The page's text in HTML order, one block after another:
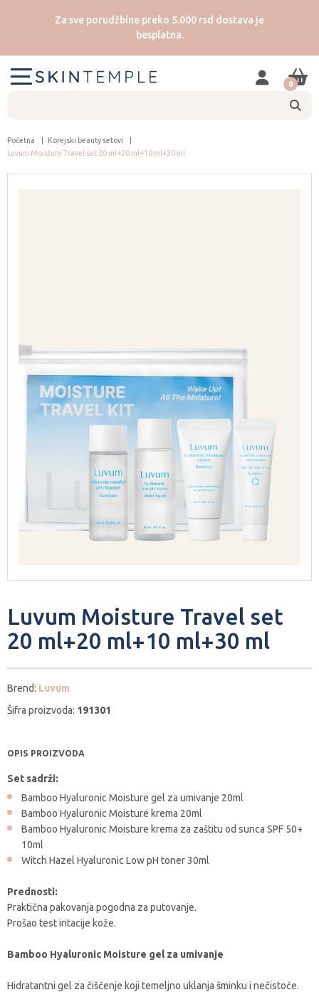
Za sve porudžbine preko 5.000 rsd dostava je
besplatna.
0
Početna
Korejski beauty setovi
Luvum Moisture Travel set 20 ml+20 ml+10 ml+30 ml
Luvum Moisture Travel set
20 ml+20 ml+10 ml+30 ml
Brend: Luvum
Šifra proizvoda: 191301
OPIS PROIZVODA
Set sadrži:
Bamboo Hyaluronic Moisture gel za umivanje 20ml
Bamboo Hyaluronic Moisture krema 20ml
Bamboo Hyaluronic Moisture krema za zaštitu od sunca SPF 50+
10ml
Witch Hazel Hyaluronic Low pH toner 30ml
Prednosti:
Praktična pakovanja pogodna za putovanje.
Prošao test iritacije kože.
Bamboo Hyaluronic Moisture gel za umivanje
Hidratantni gel za čišćenje koji temeljno uklanja šminku i nečistoće.